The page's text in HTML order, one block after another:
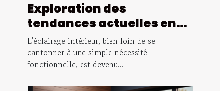
Exploration des
tendances actuelles en
matière de luminaires
d'intérieur : styles,
matériaux et conseils
d'installation
L'éclairage intérieur, bien loin de se
cantonner à une simple nécessité
fonctionnelle, est devenu...